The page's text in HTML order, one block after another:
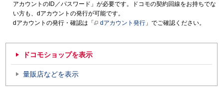
アカウントのID／パスワード」が必要です。ドコモの契約回線をお持ちでな
い方も、dアカウントの発行が可能です。
dアカウントの発行・確認は「
dアカウント発行 」でご確認ください。
ドコモショップを表示
量販店などを表示